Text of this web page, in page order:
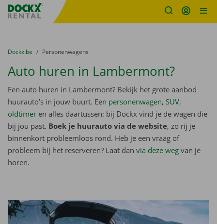
Fratello DEMO
U bevindt zich hier:
van
Dockx.be naar
Personenwagens
Auto huren in Lambermont?
Een auto huren in Lambermont? Bekijk het grote aanbod
huurauto’s in jouw buurt. Een personenwagen, SUV,
oldtimer en alles daartussen: bij Dockx vind je de wagen die
bij jou past. Boek je huurauto via de website, zo rij je
binnenkort probleemloos rond. Heb je een vraag of
probleem bij het reserveren? Laat dan via deze weg van je
horen.